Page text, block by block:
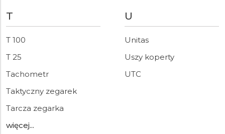
T
T 100
T 25
Tachometr
Taktyczny zegarek
Tarcza zegarka
więcej...
U
Unitas
Uszy koperty
UTC